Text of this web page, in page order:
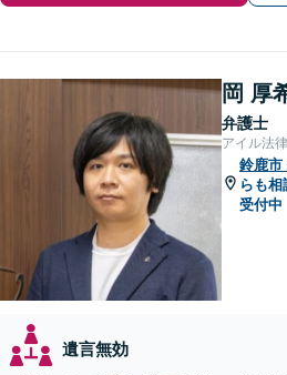
岡 厚
弁護士
アイル法
鈴鹿市
らも相
受付中
遺言無効